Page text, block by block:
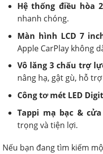
Hệ thống điều hòa
nhanh chóng.
Màn hình LCD 7
Apple CarPlay không
Vô lăng 3 chấu trợ
nâng hạ, gật gù, hỗ
Công tơ mét LED
Tappi mạ bạc &
trọng và tiện lợi.
Nếu bạn đang tìm kiếm